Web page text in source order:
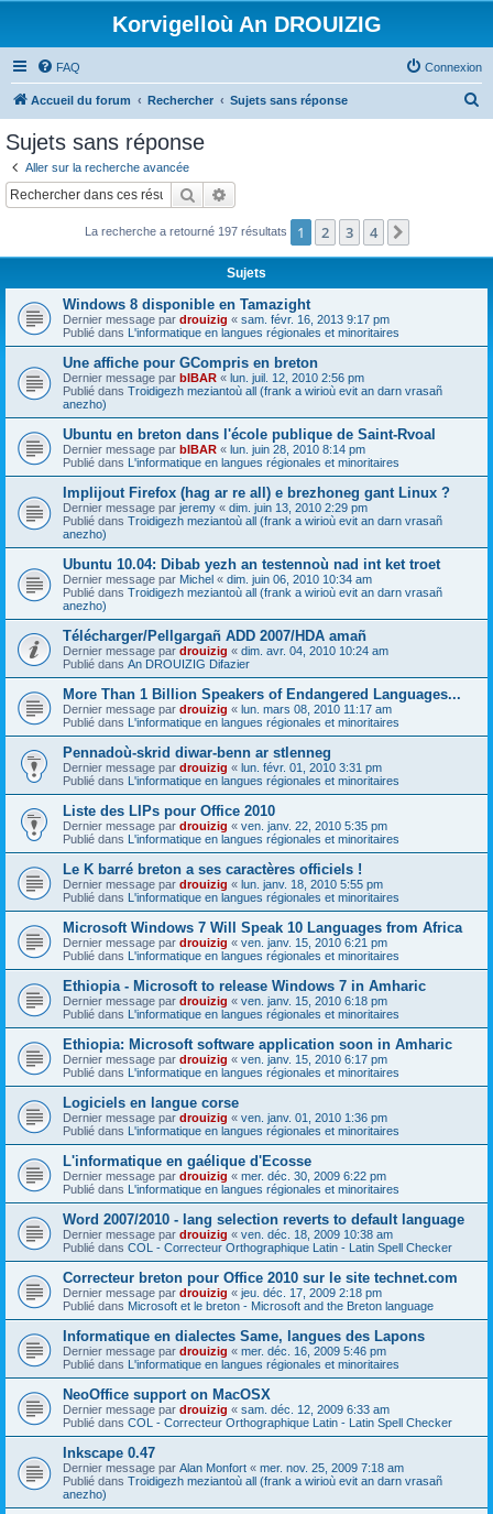
Korvigelloù An DROUIZIG
FAQ Connexion
Accueil du forum Rechercher Sujets sans réponse
c
Sujets sans réponse
Aller sur la recherche avancée
Rechercher
La recherche a retourné 197 résultats 1 2 3 4
Sujets
Windows 8 disponible en Tamazight
Dernier message par drouizig « sam. févr. 16, 2013 9:17 pm
Publié dans L'informatique en langues régionales et minoritaires
Une affiche pour GCompris en breton
Dernier message par bIBAR « lun. juil. 12, 2010 2:56 pm
Publié dans Troidigezh meziantoù all (frank a wirioù evit an darn vrasañ
anezho)
Ubuntu en breton dans l'école publique de Saint-Rvoal
Dernier message par bIBAR « lun. juin 28, 2010 8:14 pm
Publié dans L'informatique en langues régionales et minoritaires
Implijout Firefox (hag ar re all) e brezhoneg gant Linux ?
Dernier message par jeremy « dim. juin 13, 2010 2:29 pm
Publié dans Troidigezh meziantoù all (frank a wirioù evit an darn vrasañ
anezho)
Ubuntu 10.04: Dibab yezh an testennoù nad int ket troet
Dernier message par Michel « dim. juin 06, 2010 10:34 am
Publié dans Troidigezh meziantoù all (frank a wirioù evit an darn vrasañ
anezho)
Télécharger/Pellgargañ ADD 2007/HDA amañ
Dernier message par drouizig « dim. avr. 04, 2010 10:24 am
Publié dans An DROUIZIG Difazier
More Than 1 Billion Speakers of Endangered Languages...
Dernier message par drouizig « lun. mars 08, 2010 11:17 am
Publié dans L'informatique en langues régionales et minoritaires
Pennadoù-skrid diwar-benn ar stlenneg
Dernier message par drouizig « lun. févr. 01, 2010 3:31 pm
Publié dans L'informatique en langues régionales et minoritaires
Liste des LIPs pour Office 2010
Dernier message par drouizig « ven. janv. 22, 2010 5:35 pm
Publié dans L'informatique en langues régionales et minoritaires
Le K barré breton a ses caractères officiels !
Dernier message par drouizig « lun. janv. 18, 2010 5:55 pm
Publié dans L'informatique en langues régionales et minoritaires
Microsoft Windows 7 Will Speak 10 Languages from Africa
Dernier message par drouizig « ven. janv. 15, 2010 6:21 pm
Publié dans L'informatique en langues régionales et minoritaires
Ethiopia - Microsoft to release Windows 7 in Amharic
Dernier message par drouizig « ven. janv. 15, 2010 6:18 pm
Publié dans L'informatique en langues régionales et minoritaires
Ethiopia: Microsoft software application soon in Amharic
Dernier message par drouizig « ven. janv. 15, 2010 6:17 pm
Publié dans L'informatique en langues régionales et minoritaires
Logiciels en langue corse
Dernier message par drouizig « ven. janv. 01, 2010 1:36 pm
Publié dans L'informatique en langues régionales et minoritaires
L'informatique en gaélique d'Ecosse
Dernier message par drouizig « mer. déc. 30, 2009 6:22 pm
Publié dans L'informatique en langues régionales et minoritaires
Word 2007/2010 - lang selection reverts to default language
Dernier message par drouizig « ven. déc. 18, 2009 10:38 am
Publié dans COL - Correcteur Orthographique Latin - Latin Spell Checker
Correcteur breton pour Office 2010 sur le site technet.com
Dernier message par drouizig « jeu. déc. 17, 2009 2:18 pm
Publié dans Microsoft et le breton - Microsoft and the Breton language
Informatique en dialectes Same, langues des Lapons
Dernier message par drouizig « mer. déc. 16, 2009 5:46 pm
Publié dans L'informatique en langues régionales et minoritaires
NeoOffice support on MacOSX
Dernier message par drouizig « sam. déc. 12, 2009 6:33 am
Publié dans COL - Correcteur Orthographique Latin - Latin Spell Checker
Inkscape 0.47
Dernier message par Alan Monfort « mer. nov. 25, 2009 7:18 am
Publié dans Troidigezh meziantoù all (frank a wirioù evit an darn vrasañ
anezho)